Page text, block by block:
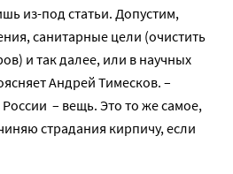
из-под статьи. Допустим,
санитарные цели (очистить
и так далее, или в научных
Андрей Тимесков. –
– вещь. Это то же самое,
страдания кирпичу, если